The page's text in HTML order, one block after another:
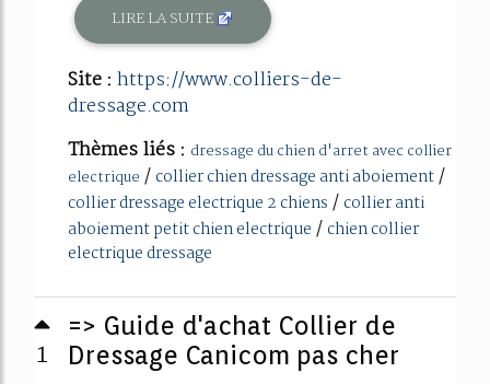
LIRE LA SUITE
Site : https://www.colliers-de-
dressage.com
Thèmes liés : dressage du chien d'arret avec collier
electrique / collier chien dressage anti aboiement/
collier dressage electrique 2 chiens / collier anti
aboiement petit chien electrique / chien collier
electrique dressage
1
=> Guide d'achat Collier de
Dressage Canicom pas cher